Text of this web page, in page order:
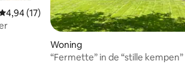
beoordeling van 4,94 uit 5, 17
4,94 (17)
Woning
“Fermette” in de “stille kempen”